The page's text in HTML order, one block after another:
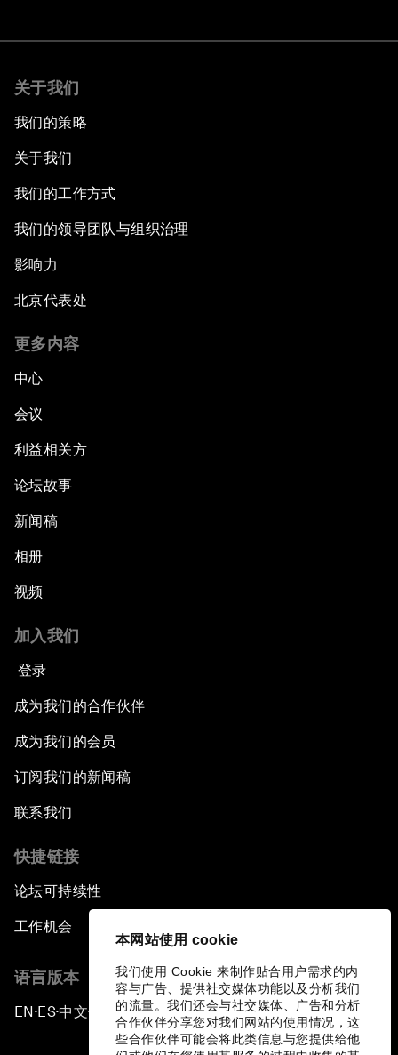
本网站使用 cookie
我们使用 Cookie 来制作贴合用户需求的内
容与广告、提供社交媒体功能以及分析我们
的流量。我们还会与社交媒体、广告和分析
合作伙伴分享您对我们网站的使用情况，这
些合作伙伴可能会将此类信息与您提供给他
关于我们
我们的策略
关于我们
我们的工作方式
我们的领导团队与组织治理
影响力
北京代表处
更多内容
中心
会议
利益相关方
论坛故事
新闻稿
相册
视频
加入我们
登录
成为我们的合作伙伴
成为我们的会员
订阅我们的新闻稿
联系我们
快捷链接
论坛可持续性
工作机会
语言版本
EN ▪ES▪中文▪ 日本語